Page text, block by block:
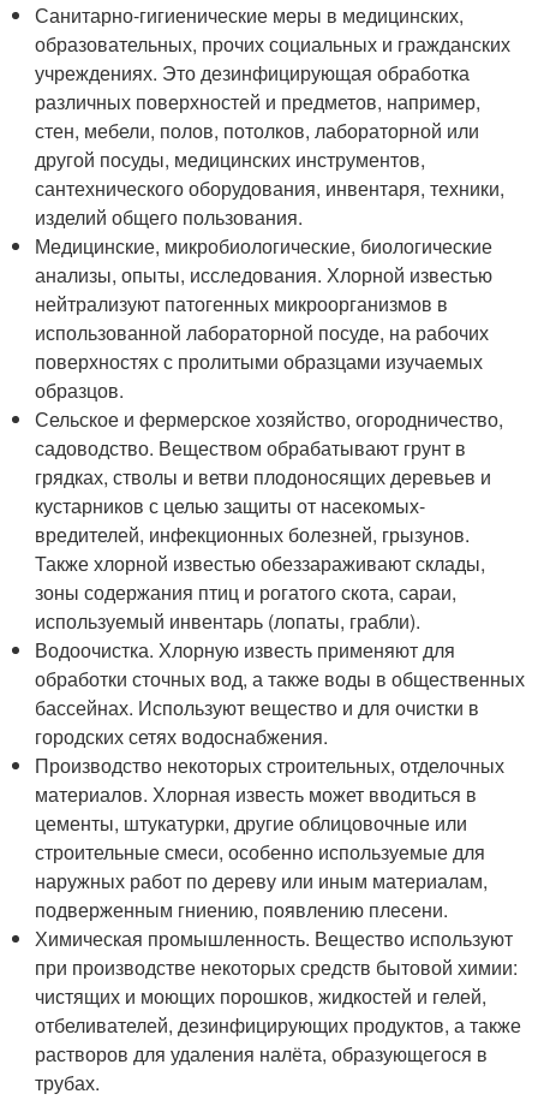
Санитарно-гигиенические меры в медицинских,
образовательных, прочих социальных и гражданских
учреждениях. Это дезинфицирующая обработка
различных поверхностей и предметов, например,
стен, мебели, полов, потолков, лабораторной или
другой посуды, медицинских инструментов,
сантехнического оборудования, инвентаря, техники,
изделий общего пользования.
Медицинские, микробиологические, биологические
анализы, опыты, исследования. Хлорной известью
нейтрализуют патогенных микроорганизмов в
использованной лабораторной посуде, на рабочих
поверхностях с пролитыми образцами изучаемых
образцов.
Сельское и фермерское хозяйство, огородничество,
садоводство. Веществом обрабатывают грунт в
грядках, стволы и ветви плодоносящих деревьев и
кустарников с целью защиты от насекомых-
вредителей, инфекционных болезней, грызунов.
Также хлорной известью обеззараживают склады,
зоны содержания птиц и рогатого скота, сараи,
используемый инвентарь (лопаты, грабли).
Водоочистка. Хлорную известь применяют для
обработки сточных вод, а также воды в общественных
бассейнах. Используют вещество и для очистки в
городских сетях водоснабжения.
Производство некоторых строительных, отделочных
материалов. Хлорная известь может вводиться в
цементы, штукатурки, другие облицовочные или
строительные смеси, особенно используемые для
наружных работ по дереву или иным материалам,
подверженным гниению, появлению плесени.
Химическая промышленность. Вещество используют
при производстве некоторых средств бытовой химии:
чистящих и моющих порошков, жидкостей и гелей,
отбеливателей, дезинфицирующих продуктов, а также
растворов для удаления налёта, образующегося в
трубах.